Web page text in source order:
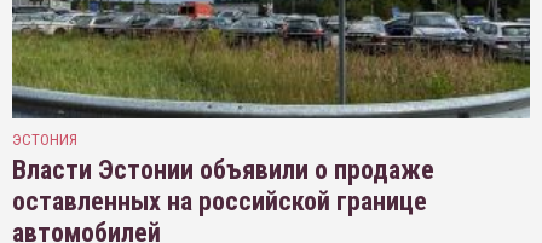
ЭСТОНИЯ
Власти Эстонии объявили о продаже
оставленных на российской границе
автомобилей